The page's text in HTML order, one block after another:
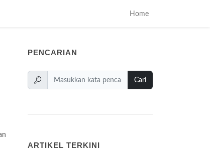
Home
PENCARIAN
Cari
ARTIKEL TERKINI